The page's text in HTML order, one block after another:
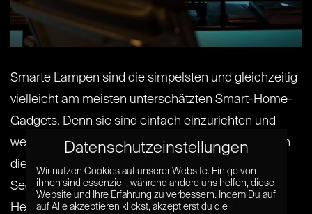
Smarte Lampen sind die simpelsten und gleichzeitig
vielleicht am meisten unterschätzten Smart-Home-
Gadgets. Denn sie sind einfach einzurichten und
werten dank verschiedenfarbiger Lichtstimmungen
die Wohnatmosphäre erheblich auf. In diesem
Segment ist die Produktreihe Philips Hue vom
Hersteller Signify (bis vor kurzem Philips Lighting)
Datenschutzeinstellungen
Wir nutzen Cookies auf unserer Website. Einige von
ihnen sind essenziell, während andere uns helfen, diese
Website und Ihre Erfahrung zu verbessern. Indem Du auf
auf Alle akzeptieren klickst, akzeptierst du die